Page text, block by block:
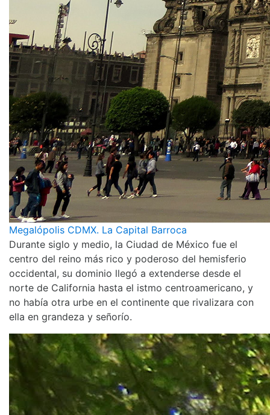
Megalópolis CDMX. La Capital Barroca
Durante siglo y medio, la Ciudad de México fue el
centro del reino más rico y poderoso del hemisferio
occidental, su dominio llegó a extenderse desde el
norte de California hasta el istmo centroamericano, y
no había otra urbe en el continente que rivalizara con
ella en grandeza y señorío.